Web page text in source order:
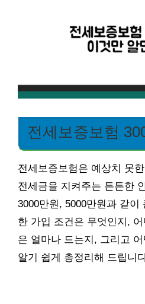
전세보증보험
전세보증보험은 예상치 못
전세금을 지켜주는 든든한
3000만원, 5000만원과 같이
한 가입 조건은 무엇인지,
은 얼마나 드는지, 그리고
알기 쉽게 총정리해 드립니